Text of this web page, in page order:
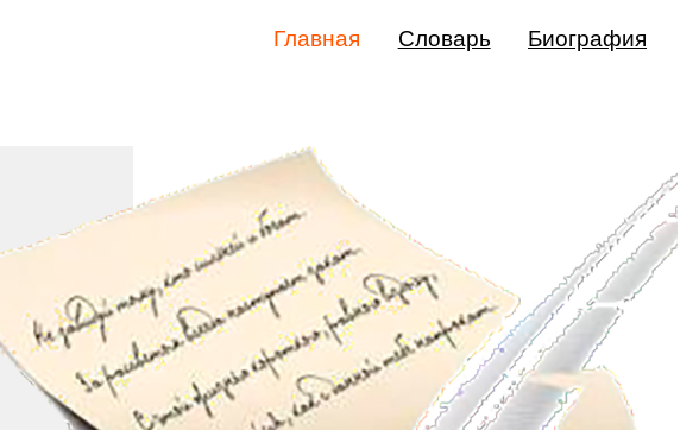
Главная Словарь Биография